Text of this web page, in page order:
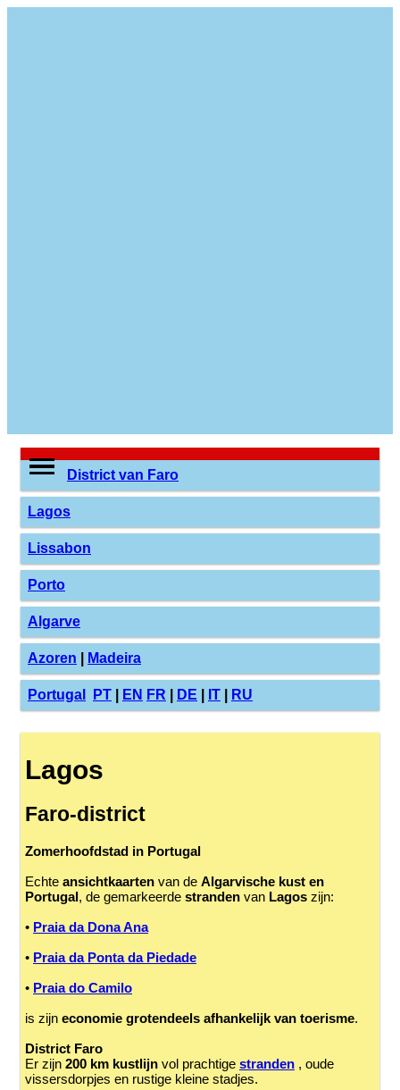
District van Faro
Lagos
Lissabon
Porto
Algarve
Azoren Madeira
Portugal PT EN FR DE IT RU
Lagos
Faro-district
Zomerhoofdstad in Portugal
Echte ansichtkaarten van de Algarvische kust en
Portugal, de gemarkeerde stranden van Lagos zijn:
• Praia da Dona Ana
• Praia da Ponta da Piedade
• Praia do Camilo
is zijn economie grotendeels afhankelijk van toerisme.
District Faro
Er zijn 200 km kustlijn vol prachtige stranden , oude
vissersdorpjes en rustige kleine stadjes.